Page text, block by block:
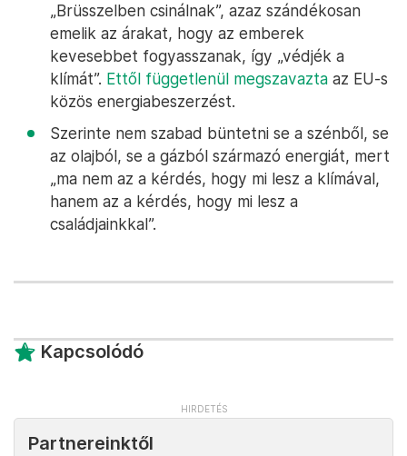
„Brüsszelben csinálnak”, azaz szándékosan
emelik az árakat, hogy az emberek
kevesebbet fogyasszanak, így „védjék a
klímát”. Ettől függetlenül megszavazta az EU-s
közös energiabeszerzést.
Szerinte nem szabad büntetni se a szénből, se
az olajból, se a gázból származó energiát, mert
„ma nem az a kérdés, hogy mi lesz a klímával,
hanem az a kérdés, hogy mi lesz a
családjainkkal”.
Kapcsolódó
Partnereinktől